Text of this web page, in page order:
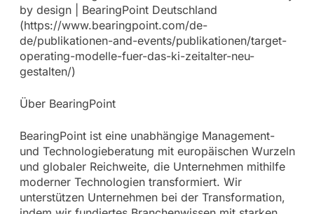
by design | BearingPoint Deutschland
(https://www.bearingpoint.com/de-
de/publikationen-and-events/publikationen/target-
operating-modelle-fuer-das-ki-zeitalter-neu-
gestalten/)
Über BearingPoint
BearingPoint ist eine unabhängige Management-
und Technologieberatung mit europäischen Wurzeln
und globaler Reichweite, die Unternehmen mithilfe
moderner Technologien transformiert. Wir
unterstützen Unternehmen bei der Transformation,